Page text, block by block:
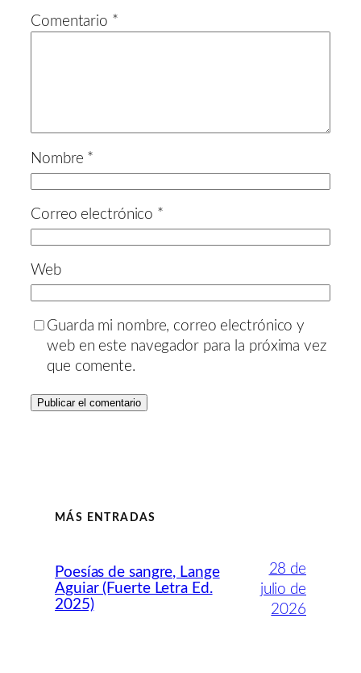
Comentario *
Nombre *
Correo electrónico *
Web
Guarda mi nombre, correo electrónico y
web en este navegador para la próxima vez
que comente.
MÁS ENTRADAS
Poesías de sangre, Lange
Aguiar (Fuerte Letra Ed.
2025)
28 de
julio de
2026